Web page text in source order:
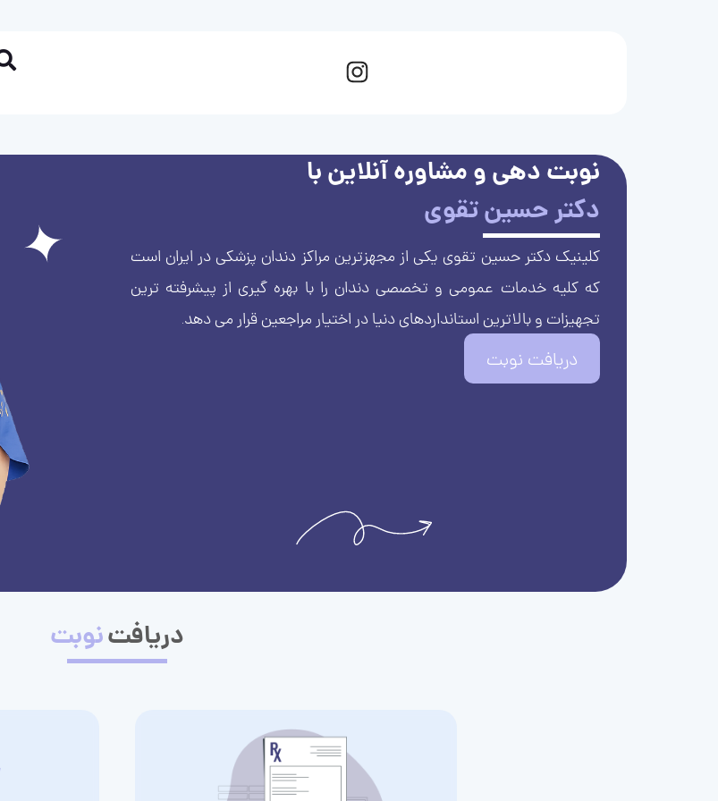
نوبت دهی و مشاوره آنلاین با
دکتر حسین تقوی
کلینیک دکتر حسین تقوی یکی از مجهزترین مراکز دندان پزشکی در ایران است
که کلیه خدمات عمومی و تخصصی دندان را با بهره گیری از پیشرفته ترین
تجهیزات و بالاترین استانداردهای دنیا در اختیار مراجعین قرار می دهد.
دریافت نوبت
دریافتنوبت